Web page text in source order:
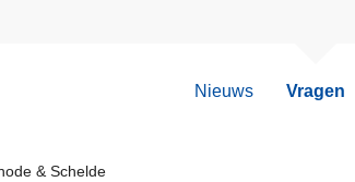
Nieuws Vragen
& Schelde